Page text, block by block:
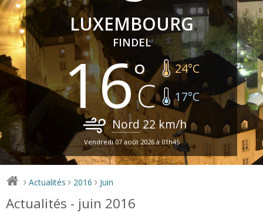
LUXEMBOURG
FINDEL
16 24°C
17°C
Nord 22km/h
Vendredi 07 août 2026 à 01h45
> Actualités > 2016 > Juin
Actualités - juin 2016